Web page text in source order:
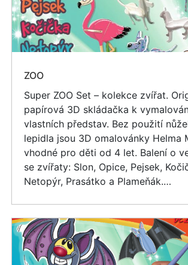
ZOO
Super ZOO Set – kolekce zvířat.
papírová 3D skládačka k
vlastních představ. Bez použití
lepidla jsou 3D omalovánky Helma
vhodné pro děti od 4 let. Balení o
se zvířaty: Slon, Opice, Pejsek,
Netopýr, Prasátko a Plameňák.…